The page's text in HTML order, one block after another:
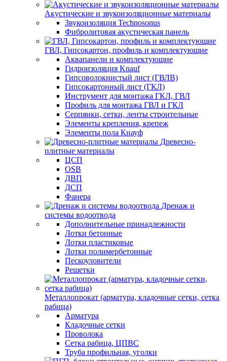
Акустические и звукоизоляционные материалы
Звукоизоляция Technosonus
Фибролитовая акустическая панель
ГВЛ, Гипсокартон, профиль и комплектующие
Аквапанели и комплектующие
Гидроизоляция Knauf
Гипсоволокнистый лист (ГВЛВ)
Гипсокартонный лист (ГКЛ)
Инструмент для монтажа ГКЛ, ГВЛ
Профиль для монтажа ГВЛ и ГКЛ
Серпянки, сетки, ленты строительные
Элементы крепления, крепеж
Элементы пола Кнауф
Древесно-
плитные материалы
ЦСП
OSB
ДВП
ДСП
Фанера
Дренаж и
системы водоотвода
Дополнительные принадлежности
Лотки бетонные
Лотки пластиковые
Лотки полимербетонные
Пескоуловители
Решетки
Металлопрокат (арматура, кладочные сетки, сетка
рабица)
Арматура
Кладочные сетки
Проволока
Сетка рабица, ЦПВС
Труба профильная, уголки